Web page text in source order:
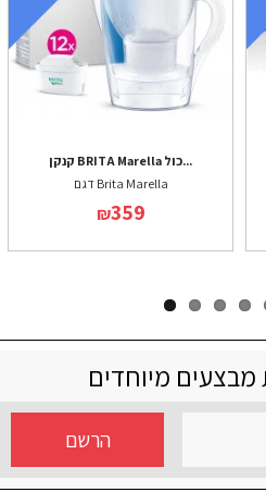
קנקן BRITA Marella כול...
דגם Brita Marella
₪359
מיוחדים
הרשם